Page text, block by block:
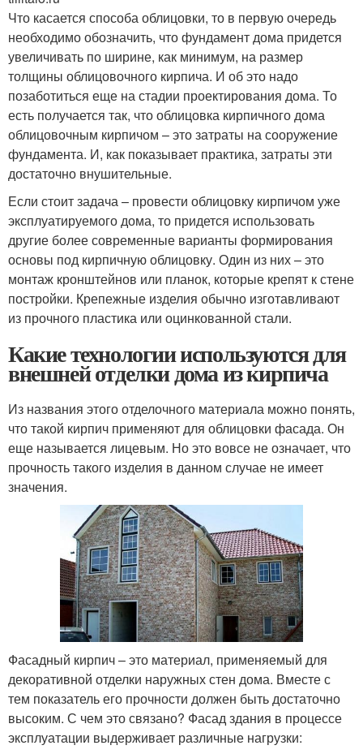
Что касается способа облицовки, то в первую очередь
необходимо обозначить, что фундамент дома придется
увеличивать по ширине, как минимум, на размер
толщины облицовочного кирпича. И об это надо
позаботиться еще на стадии проектирования дома. То
есть получается так, что облицовка кирпичного дома
облицовочным кирпичом – это затраты на сооружение
фундамента. И, как показывает практика, затраты эти
достаточно внушительные.
Если стоит задача – провести облицовку кирпичом уже
эксплуатируемого дома, то придется использовать
другие более современные варианты формирования
основы под кирпичную облицовку. Один из них – это
монтаж кронштейнов или планок, которые крепят к стене
постройки. Крепежные изделия обычно изготавливают
из прочного пластика или оцинкованной стали.
Какие технологии используются для
внешней отделки дома из кирпича
Из названия этого отделочного материала можно понять,
что такой кирпич применяют для облицовки фасада. Он
еще называется лицевым. Но это вовсе не означает, что
прочность такого изделия в данном случае не имеет
значения.
Фасадный кирпич – это материал, применяемый для
декоративной отделки наружных стен дома. Вместе с
тем показатель его прочности должен быть достаточно
высоким. С чем это связано? Фасад здания в процессе
эксплуатации выдерживает различные нагрузки: